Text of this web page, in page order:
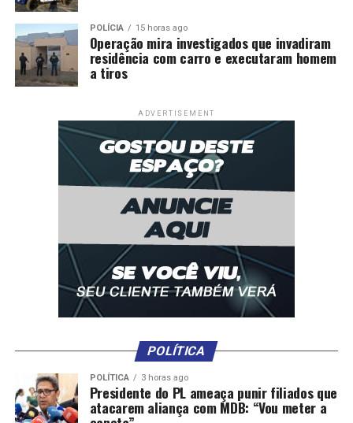
Comentários
RELATED TOPICS: APOIO
DESTAQUE
Pesquisa de servidor da Politec é destaque em revista
internacional
DON'T MISS
Base do Ciopaer em Sorriso é referência no apoio às
operações, resgate e transporte aeromédico
POLÍCIA 15 horas ago
Operação mira investigados que invadiram
residência com carro e executaram homem
a tiros
ADVERTISEMENT
POLÍTICA
POLÍTICA 3 horas ago
Presidente do PL ameaça punir filiados que
atacarem aliança com MDB: “Vou meter a